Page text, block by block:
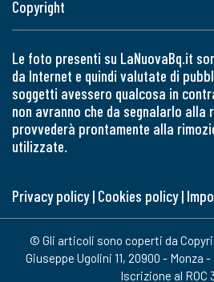
Copyright
Le foto presenti su LaNuovaBq.it
da Internet e quindi valutate di
soggetti avessero qualcosa in
non avranno che da segnalarlo alla
provvederà prontamente alla
utilizzate.
Privacy policy| Cookies policy|
© Gli articoli sono coperti da
Giuseppe Ugolini 11, 20900 - Monza
Iscrizione al ROC